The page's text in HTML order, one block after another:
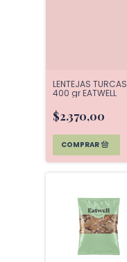
LENTEJAS
400 gr EATWELL
$2.370,00